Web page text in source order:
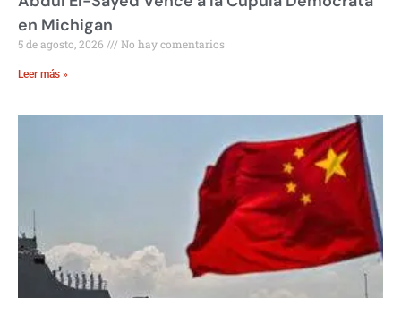
en Michigan
5 de agosto, 2026 No hay comentarios
Leer más »